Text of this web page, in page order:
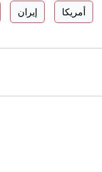
أمريكا إيران